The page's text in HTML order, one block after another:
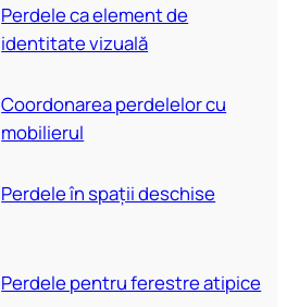
Perdele ca element de
identitate vizuală
Coordonarea perdelelor cu
mobilierul
Perdele în spații deschise
Perdele pentru ferestre atipice